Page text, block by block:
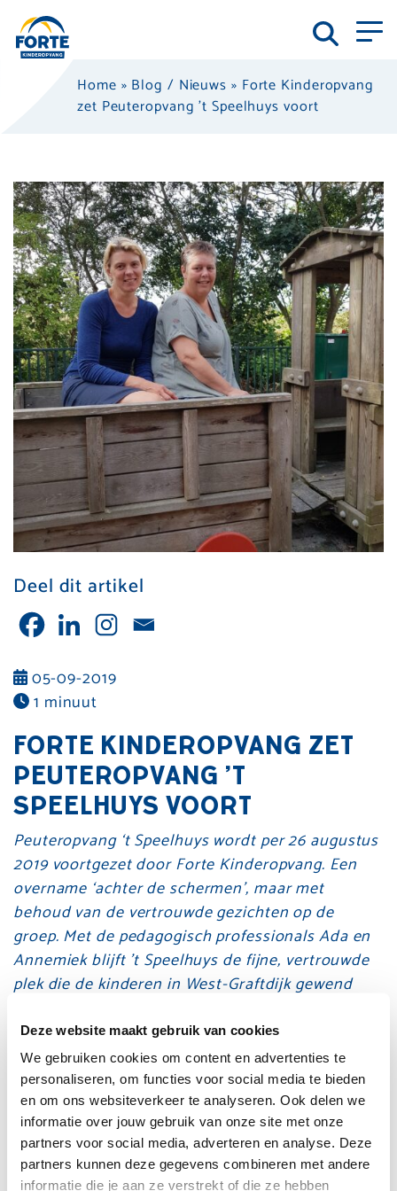
Deze website maakt gebruik van cookies
We gebruiken cookies om content en advertenties te
personaliseren, om functies voor social media te bieden
en om ons websiteverkeer te analyseren. Ook delen we
informatie over jouw gebruik van onze site met onze
partners voor social media, adverteren en analyse. Deze
partners kunnen deze gegevens combineren met andere
informatie die je aan ze verstrekt of die ze hebben
Home » Blog / Nieuws » Forte Kinderopvang
zet Peuteropvang ’t Speelhuys voort
Deel dit artikel
05-09-2019
1 minuut
FORTE KINDEROPVANG ZET
PEUTEROPVANG ’T
SPEELHUYS VOORT
Peuteropvang ‘t Speelhuys wordt per 26 augustus
2019 voortgezet door Forte Kinderopvang. Een
overname ‘achter de schermen’, maar met
behoud van de vertrouwde gezichten op de
groep. Met de pedagogisch professionals Ada en
Annemiek blijft ’t Speelhuys de fijne, vertrouwde
plek die de kinderen in West-Graftdijk gewend
Het bestuur van peuteropvang ‘t Speelhuys heeft
Forte Kinderopvang benaderd met de vraag de
Peuteropvang in West-Graftdijk over te nemen en
voort te zetten.
Peuteropvang ‘t Speelhuys is gevestigd aan de